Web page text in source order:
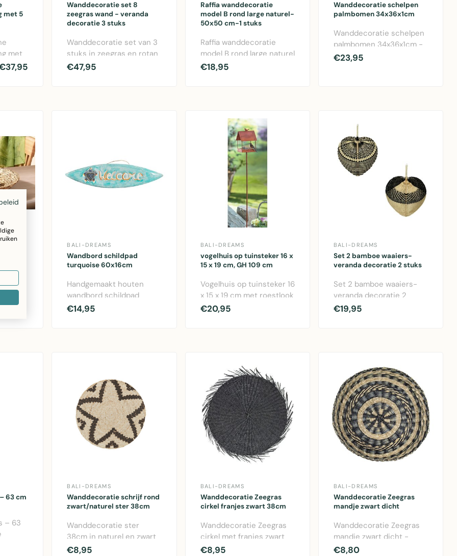
met 5
met
Wanddecoratie set 8
zeegras wand - veranda
decoratie 3 stuks
Wanddecoratie set van 3
stuks in zeegras en rotan
voor binnen en buiten,
€47,95
Raffia wanddecoratie
model B rond large naturel-
50x50 cm-1 stuks
Raffia wanddecoratie
model B rond large naturel
50x50 cm - decoratieve
€18,95
Wanddecoratie schelpen
palmbomen 34x36x1cm
Wanddecoratie schelpen
palmbomen 34x36x1cm -
decoratieve wandhanger
€23,95
BALI-DREAMS
Wandbord schildpad
turquoise 60x16cm
Handgemaakt houten
wandbord schildpad
turquoise 60x16cm met
€14,95
BALI-DREAMS
vogelhuis op tuinsteker 16 x
15 x 19 cm, GH 109 cm
Vogelhuis op tuinsteker 16
x 15 x 19 cm met roestlook
afwerking en 109 cm
€20,95
BALI-DREAMS
Set 2 bamboe waaiers-
veranda decoratie 2 stuks
Set 2 bamboe waaiers-
veranda decoratie 2
stuks
€19,95
63 cm
– 63
BALI-DREAMS
Wanddecoratie schrijf rond
zwart/naturel ster 38cm
Wanddecoratie ster
38cm in naturel en zwart
maisschil voor binnen en
€8,95
BALI-DREAMS
Wanddecoratie Zeegras
cirkel franjes zwart 38cm
Wanddecoratie Zeegras
cirkel met franjes zwart
38cm - natuurlijke
€8,95
BALI-DREAMS
Wanddecoratie Zeegras
mandje zwart dicht
Wanddecoratie Zeegras
mandje zwart dicht -
decoratief wandpaneel
€8,80